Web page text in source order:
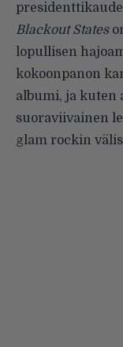
Blackout States
lopullisen
kokoonpanon
albumi, ja kuten
suoraviivainen
glam rockin